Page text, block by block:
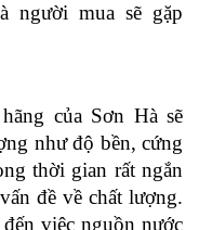
người mua sẽ gặp
của Sơn Hà sẽ
như độ bền, cứng
thời gian rất ngắn
đề về chất lượng.
việc nguồn nước